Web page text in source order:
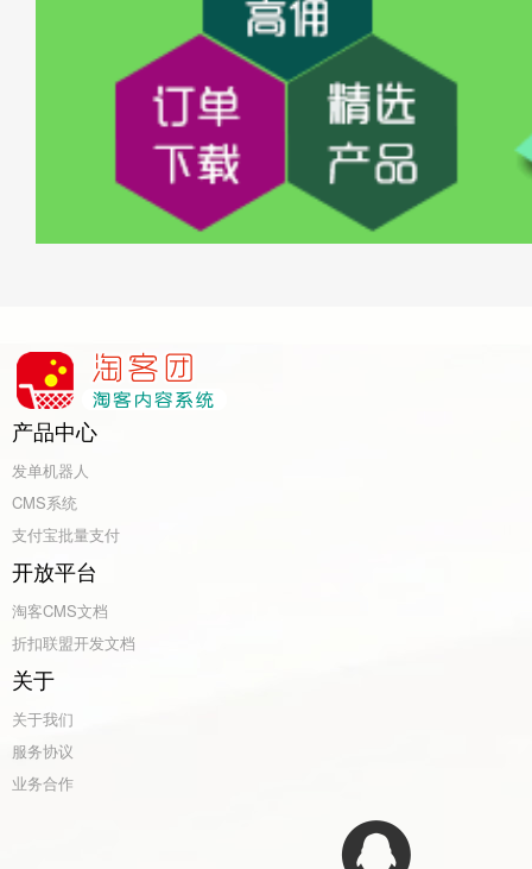
产品中心
发单机器人
CMS系统
支付宝批量支付
开放平台
淘客CMS文档
折扣联盟开发文档
关于
关于我们
服务协议
业务合作